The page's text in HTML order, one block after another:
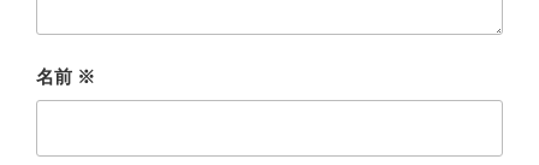
名前 ※